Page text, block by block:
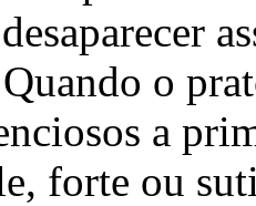
o
a
forte ou